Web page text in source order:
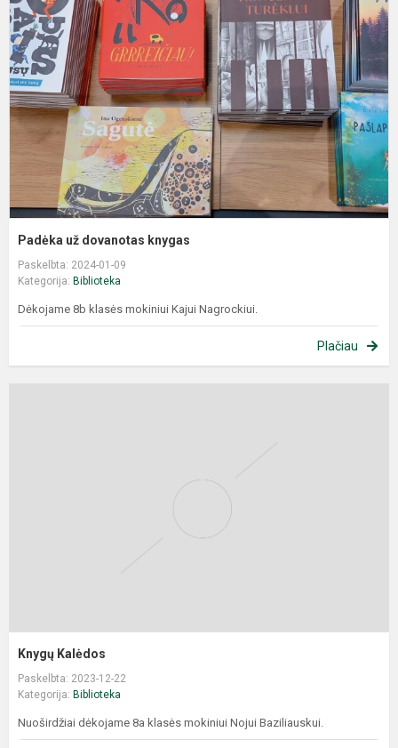
Padėka už dovanotas knygas
Paskelbta: 2024-01-09
Kategorija: Biblioteka
Dėkojame 8b klasės mokiniui Kajui Nagrockiui.
Plačiau
Knygų Kalėdos
Paskelbta: 2023-12-22
Kategorija: Biblioteka
Nuoširdžiai dėkojame 8a klasės mokiniui Nojui Baziliauskui.